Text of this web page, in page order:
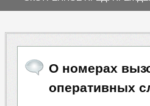
О номерах
оперативных